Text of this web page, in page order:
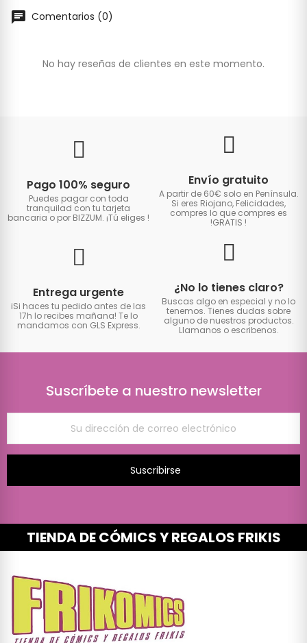
Comentarios (0)
No hay reseñas de clientes en este momento.
Pago 100% seguro
Puedes pagar con toda
tranquilad con tu tarjeta
bancaria o por BIZZUM. ¡Tú eliges !
Envío gratuito
A partir de 60€ solo en Península.
Si eres Riojano, Felicidades,
compres lo que compres es
!GRATIS !
Entrega urgente
iSi haces tu pedido antes de las
17h lo recibes mañana! Te lo
mandamos con GLS Express.
¿No lo tienes claro?
Buscas algo en especial y no lo
tenemos. Tienes dudas sobre
alguno de nuestros productos.
Llamanos o escribenos.
Suscríbete a nuestro newsletter
Suscribirse
TIENDA DE CÓMICS Y REGALOS FRIKIS